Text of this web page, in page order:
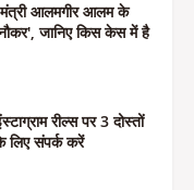
मंत्री आलमगीर आलम के
जानिए किस केस में है
रील्स पर 3 दोस्तों
लिए संपर्क करें